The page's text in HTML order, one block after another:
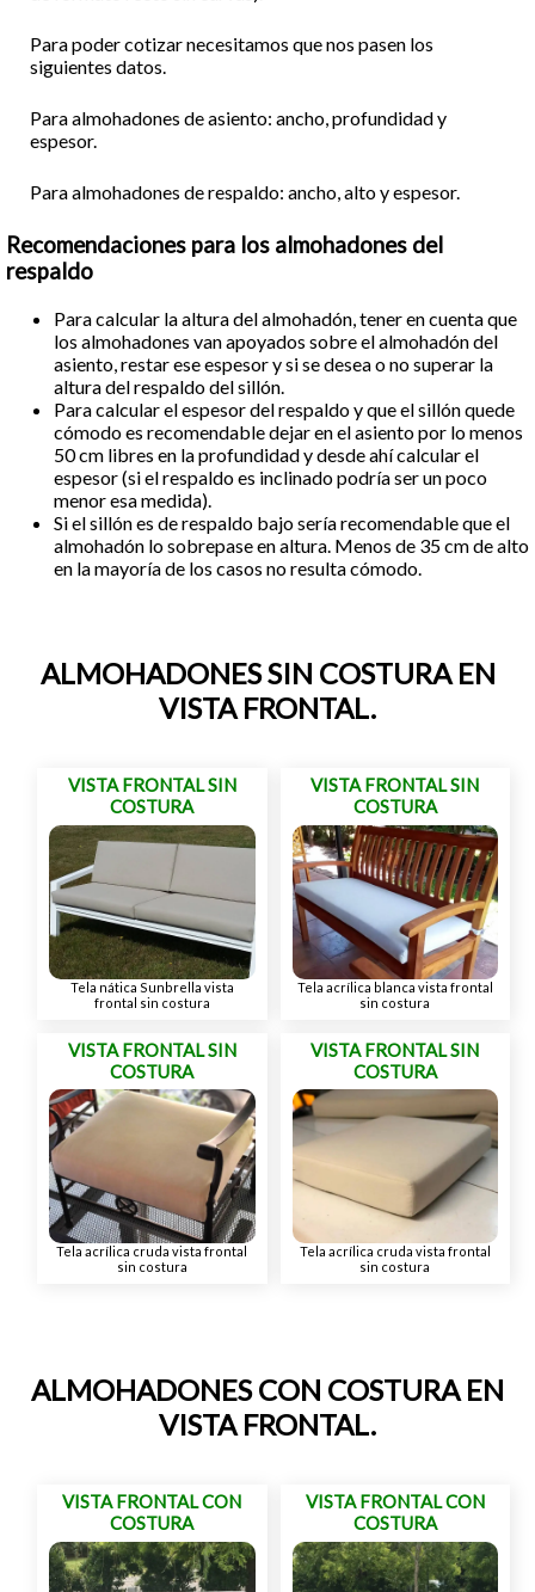
Para poder cotizar necesitamos que nos pasen los
siguientes datos.
Para almohadones de asiento: ancho, profundidad y
espesor.
Para almohadones de respaldo: ancho, alto y espesor.
Recomendaciones para los almohadones del
respaldo
Para calcular la altura del almohadón, tener en cuenta que
los almohadones van apoyados sobre el almohadón del
asiento, restar ese espesor y si se desea o no superar la
altura del respaldo del sillón.
Para calcular el espesor del respaldo y que el sillón quede
cómodo es recomendable dejar en el asiento por lo menos
50 cm libres en la profundidad y desde ahí calcular el
espesor (si el respaldo es inclinado podría ser un poco
menor esa medida).
Si el sillón es de respaldo bajo sería recomendable que el
almohadón lo sobrepase en altura. Menos de 35 cm de alto
en la mayoría de los casos no resulta cómodo.
ALMOHADONES SIN COSTURA EN
VISTA FRONTAL.
VISTA FRONTAL SIN
COSTURA
Tela nática Sunbrella vista
frontal sin costura
VISTA FRONTAL SIN
COSTURA
Tela acrílica blanca vista frontal
sin costura
VISTA FRONTAL SIN
COSTURA
Tela acrílica cruda vista frontal
sin costura
VISTA FRONTAL SIN
COSTURA
Tela acrílica cruda vista frontal
sin costura
ALMOHADONES CON COSTURA EN
VISTA FRONTAL.
VISTA FRONTAL CON
COSTURA
VISTA FRONTAL CON
COSTURA